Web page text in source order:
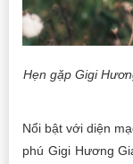
Hẹn gặp Gigi
Nổi bật với diện
phú Gigi Hương